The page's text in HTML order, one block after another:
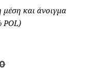
και άνοιγμα
POL)